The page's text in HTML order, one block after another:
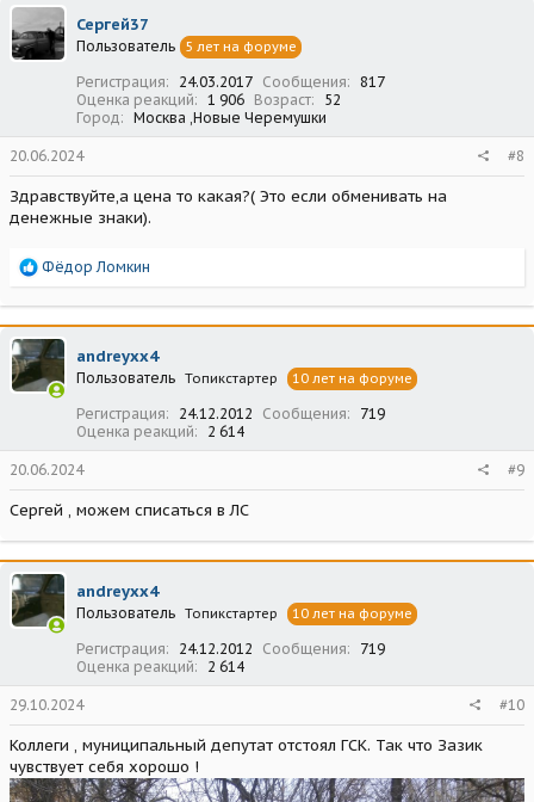
ц
и
и
Сергей37
Пользователь 5 лет на форуме
Регистрация 24.03.2017 Сообщения
817
Оценка реакций
1 906 Возраст
52
Город
Москва ,Новые Черемушки
20.06.2024 #8
Здравствуйте,а цена то какая?( Это если обменивать на
денежные знаки).
Р
а
к
ц
и
и
Фёдор Ломкин
andreyxx4
Пользователь Топикстартер 10 лет на форуме
Регистрация 24.12.2012 Сообщения
719
Оценка реакций
2 614
20.06.2024 #9
Сергей , можем списаться в ЛС
andreyxx4
Пользователь Топикстартер 10 лет на форуме
Регистрация 24.12.2012 Сообщения
719
Оценка реакций
2 614
29.10.2024 #10
Коллеги , муниципальный депутат отстоял ГСК. Так что Зазик
чувствует себя хорошо !